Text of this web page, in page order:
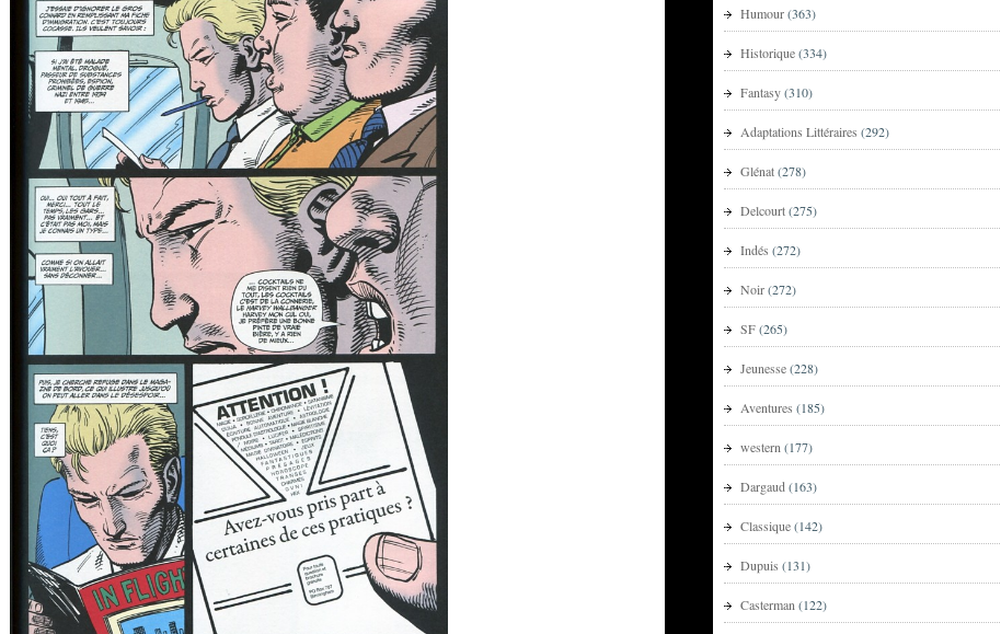
Humour(363)
Historique(334)
Fantasy(310)
Adaptations Littéraires (292)
Glénat(278)
Delcourt(275)
Indés (272)
Noir(272)
SF(265)
Jeunesse(228)
Aventures (185)
western (177)
Dargaud (163)
Classique(142)
Dupuis (131)
Casterman (122)